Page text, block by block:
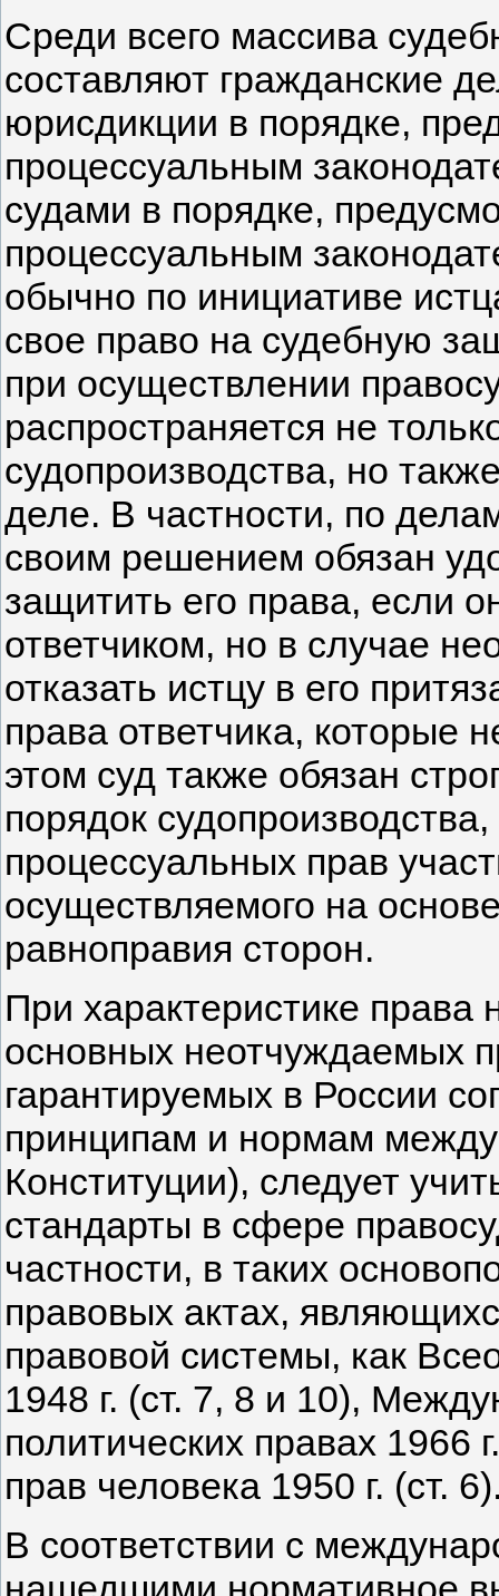
Среди всего массива
составляют гражданские
юрисдикции в порядке,
процессуальным
судами в порядке,
процессуальным
обычно по инициативе
свое право на судебную
при осуществлении
распространяется не
судопроизводства, но
деле. В частности, по
своим решением обязан
защитить его права, если
ответчиком, но в случае
отказать истцу в его
права ответчика, которые
этом суд также обязан
порядок
процессуальных прав
осуществляемого на
равноправия сторон.
При характеристике права
основных неотчуждаемых
гарантируемых в России
принципам и нормам
Конституции), следует
стандарты в сфере
частности, в таких
правовых актах,
правовой системы, как
1948 г. (ст. 7, 8 и 10),
политических правах 1966
прав человека 1950 г. (ст.
В соответствии с